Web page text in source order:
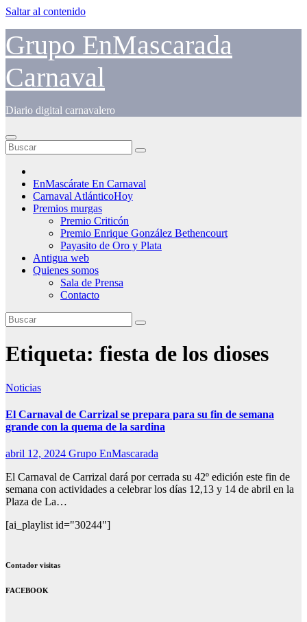
Saltar al contenido
Grupo EnMascarada
Carnaval
Diario digital carnavalero
EnMascárate En Carnaval
Carnaval AtlánticoHoy
Premios murgas
Premio Criticón
Premio Enrique González Bethencourt
Payasito de Oro y Plata
Antigua web
Quienes somos
Sala de Prensa
Contacto
Etiqueta: fiesta de los dioses
Noticias
El Carnaval de Carrizal se prepara para su fin de semana
grande con la quema de la sardina
abril 12, 2024 Grupo EnMascarada
El Carnaval de Carrizal dará por cerrada su 42º edición este fin de
semana con actividades a celebrar los días 12,13 y 14 de abril en la
Plaza de La…
[ai_playlist id="30244"]
Contador visitas
FACEBOOK